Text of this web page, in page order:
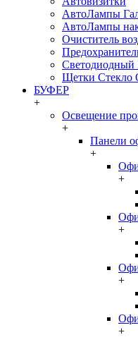
АвтоЛампы
АвтоЛампы
Очиститель
Светодиодный
Щетки Стекло
БУФЕР
+
Освещение
+
Панели
+
+
+
+
+